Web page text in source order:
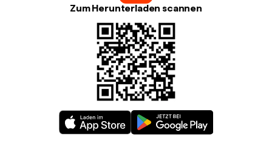
Zum Herunterladen scannen